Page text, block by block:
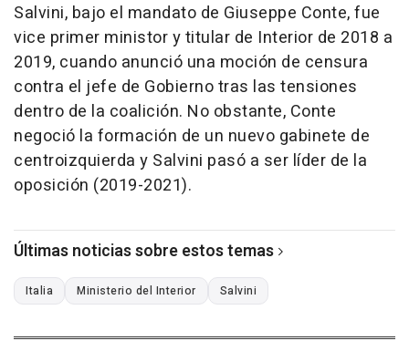
Salvini, bajo el mandato de Giuseppe Conte, fue
vice primer ministor y titular de Interior de 2018 a
2019, cuando anunció una moción de censura
contra el jefe de Gobierno tras las tensiones
dentro de la coalición. No obstante, Conte
negoció la formación de un nuevo gabinete de
centroizquierda y Salvini pasó a ser líder de la
oposición (2019-2021).
Últimas noticias sobre estos temas
Italia Ministerio del Interior Salvini